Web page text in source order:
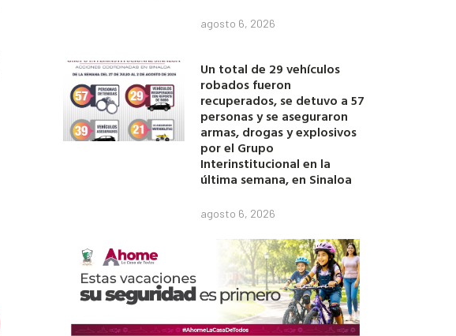
agosto 6, 2026
Un total de 29 vehículos
robados fueron
recuperados, se detuvo a 57
personas y se aseguraron
armas, drogas y explosivos
por el Grupo
Interinstitucional en la
última semana, en Sinaloa
agosto 6, 2026